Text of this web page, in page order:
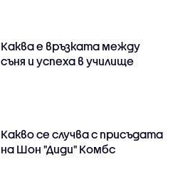
Каква е връзката между
съня и успеха в училище
Какво се случва с присъдата
на Шон "Диди" Комбс